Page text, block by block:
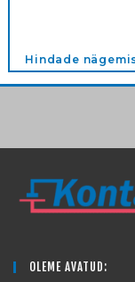
Hindade
OLEME AVATUD: